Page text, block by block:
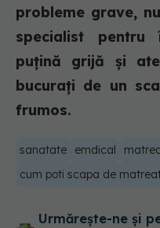
probleme grave,
specialist pentru
puțină grijă și
bucurați de un
frumos.
sanatate emdical
cum poti scapa de
Urmărește-ne și